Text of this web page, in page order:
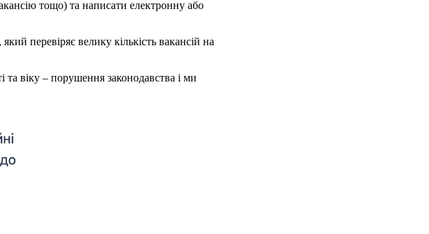
тощо) та написати електронну або
перевіряє велику кількість вакансій на
віку – порушення законодавства і ми